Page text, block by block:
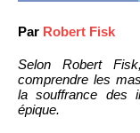
Par Robert Fisk
Selon Robert
comprendre les
la souffrance des
épique.